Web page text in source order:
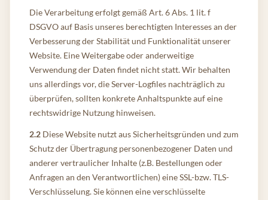
Die Verarbeitung erfolgt gemäß Art. 6 Abs. 1 lit. f
DSGVO auf Basis unseres berechtigten Interesses an der
Verbesserung der Stabilität und Funktionalität unserer
Website. Eine Weitergabe oder anderweitige
Verwendung der Daten findet nicht statt. Wir behalten
uns allerdings vor, die Server-Logfiles nachträglich zu
überprüfen, sollten konkrete Anhaltspunkte auf eine
rechtswidrige Nutzung hinweisen.
2.2 Diese Website nutzt aus Sicherheitsgründen und zum
Schutz der Übertragung personenbezogener Daten und
anderer vertraulicher Inhalte (z.B. Bestellungen oder
Anfragen an den Verantwortlichen) eine SSL-bzw. TLS-
Verschlüsselung. Sie können eine verschlüsselte